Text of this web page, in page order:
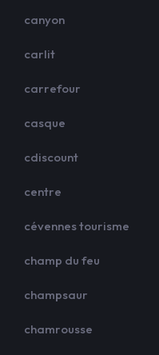
canyon
carlit
carrefour
casque
cdiscount
centre
cévennes tourisme
champ du feu
champsaur
chamrousse